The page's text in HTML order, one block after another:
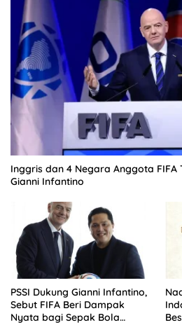
Inggris dan 4 Negara Anggota FIFA
Gianni Infantino
PSSI Dukung Gianni Infantino,
Sebut FIFA Beri Dampak
Nyata bagi Sepak Bola